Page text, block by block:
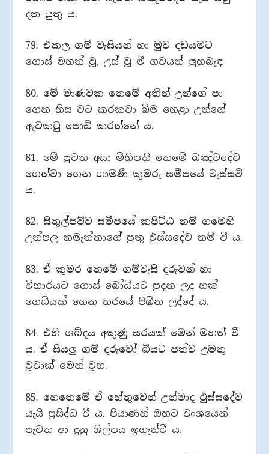
දත යුතු ය.
79. එකල ගම් වැසියන් හා මුව දඩයමට
ගොස් මහත් වූ, උස් වූ මී ගවයන් ලුහුබැඳ
80. මේ මාණවක තෙමේ අතින් උන්ගේ පා
ගෙන හිස වට කරකවා බිම හෙළා උන්ගේ
ඇටකටු පොඩි කරන්නේ ය.
81. මේ පුවත අසා මිහිපති තෙමේ ඛඤ්චදේව
ගෙන්වා ගෙන ගාමණී කුමරු සමීපයේ වැස්සවී
ය.
82. සිතුල්පව්ව සමීපයේ කපිට්ඨ නම් ගමෙහි
උත්පල නමැත්තාගේ පුතු ඵුස්සදේව නම් වී ය.
83. ඒ කුමර තෙමේ ගම්වැසි දරුවන් හා
විහාරයට ගොස් බෝධියට පුදන ලද හක්
ගෙඩියක් ගෙන තරයේ පිඹින ලද්දේ ය.
84. එහි ශබ්දය අකුණු සරයක් මෙන් මහත් වී
ය. ඒ සියලු ගම් දරුවෝ බියට පත්ව උමතු
වූවාක් මෙන් වූහ.
85. හෙතෙමේ ඒ හේතුවෙන් උන්මාද ඵුස්සදේව
යැයි ප්‍රසිද්ධ වී ය. පියාණන් ඔහුට වංශයෙන්
පැවත ආ දුනු ශිල්පය ඉගැන්වී ය.